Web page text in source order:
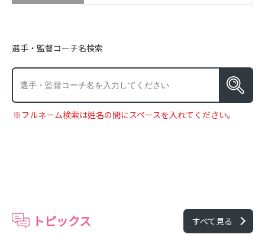
選手・監督コーチ名検索
※フルネーム検索は姓名の間にスペースを入れてください。
トピックス すべて見る